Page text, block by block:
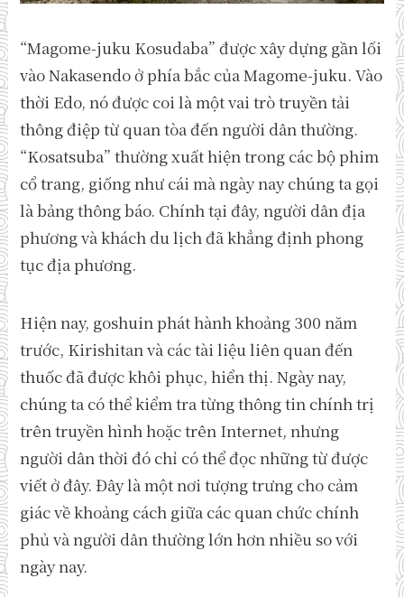
“Magome-juku Kosudaba” được xây dựng gần lối
vào Nakasendo ở phía bắc của Magome-juku. Vào
thời Edo, nó được coi là một vai trò truyền tải
thông điệp từ quan tòa đến người dân thường.
“Kosatsuba” thường xuất hiện trong các bộ phim
cổ trang, giống như cái mà ngày nay chúng ta gọi
là bảng thông báo. Chính tại đây, người dân địa
phương và khách du lịch đã khẳng định phong
tục địa phương.
Hiện nay, goshuin phát hành khoảng 300 năm
trước, Kirishitan và các tài liệu liên quan đến
thuốc đã được khôi phục, hiển thị. Ngày nay,
chúng ta có thể kiểm tra từng thông tin chính trị
trên truyền hình hoặc trên Internet, nhưng
người dân thời đó chỉ có thể đọc những từ được
viết ở đây. Đây là một nơi tượng trưng cho cảm
giác về khoảng cách giữa các quan chức chính
phủ và người dân thường lớn hơn nhiều so với
ngày nay.